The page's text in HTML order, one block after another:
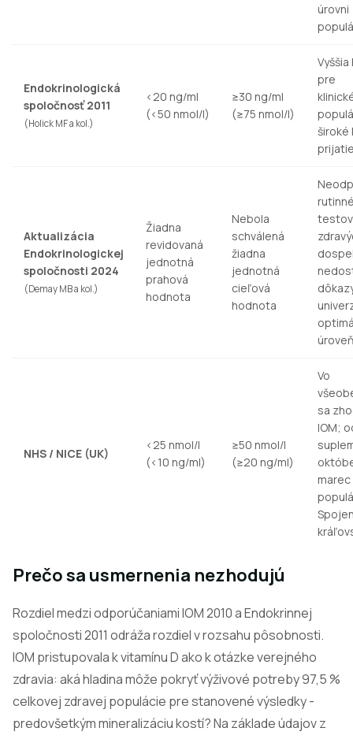
úrovni
Endokrinologická
spoločnosť 2011
(Holick MF a kol.)
<20 ng/ml
(<50 nmol/l)
≥30 ng/ml
(≥75 nmol/l)
pre
široké
Aktualizácia
Endokrinologickej
spoločnosti 2024
(Demay MB a kol.)
Žiadna
revidovaná
jednotná
prahová
hodnota
Nebola
schválená
žiadna
jednotná
cieľová
hodnota
úroveň
NHS / NICE (UK)
<25 nmol/l
(<10 ng/ml)
≥50 nmol/l
(≥20 ng/ml)
Vo
sa
IOM;
Prečo sa usmernenia nezhodujú
Rozdiel medzi odporúčaniami IOM 2010 a Endokrinnej
spoločnosti 2011 odráža rozdiel v rozsahu pôsobnosti.
IOM pristupovala k vitamínu D ako k otázke verejného
zdravia: aká hladina môže pokryť výživové potreby 97,5 %
celkovej zdravej populácie pre stanovené výsledky -
predovšetkým mineralizáciu kostí? Na základe údajov z